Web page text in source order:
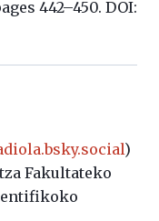
442–450. DOI:
)
Fakultateko